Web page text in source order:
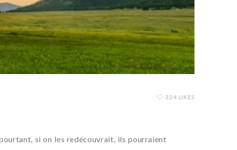
324 LIKES
si on les redécouvrait, ils pourraient